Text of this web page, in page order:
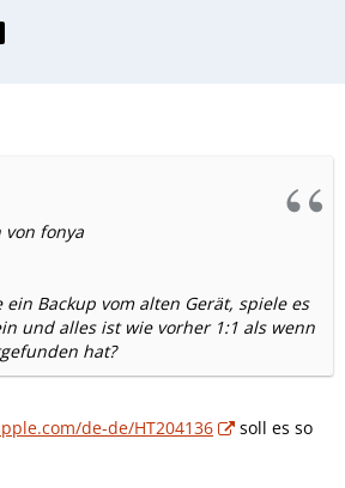
fonya
Backup vom alten Gerät, spiele es
und alles ist wie vorher 1:1 als wenn
hat?
de-de/HT204136
soll es so